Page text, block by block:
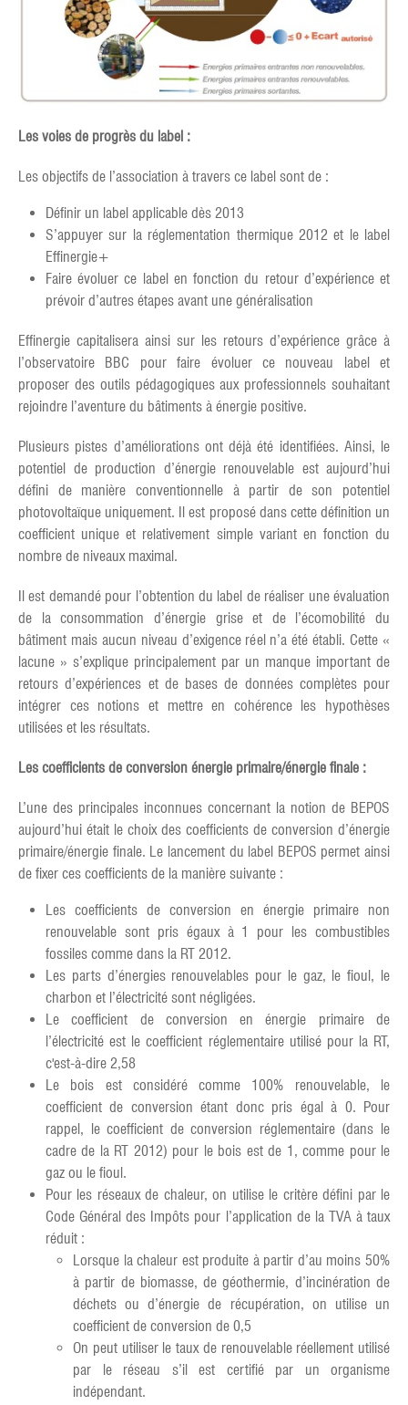
Les voies de progrès du label :
Les objectifs de l’association à travers ce label sont de :
Définir un label applicable dès 2013
S’appuyer sur la réglementation thermique 2012 et le label
Effinergie+
Faire évoluer ce label en fonction du retour d’expérience et
prévoir d’autres étapes avant une généralisation
Effinergie capitalisera ainsi sur les retours d’expérience grâce à
l’observatoire BBC pour faire évoluer ce nouveau label et
proposer des outils pédagogiques aux professionnels souhaitant
rejoindre l’aventure du bâtiments à énergie positive.
Plusieurs pistes d’améliorations ont déjà été identifiées. Ainsi, le
potentiel de production d’énergie renouvelable est aujourd’hui
défini de manière conventionnelle à partir de son potentiel
photovoltaïque uniquement. Il est proposé dans cette définition un
coefficient unique et relativement simple variant en fonction du
nombre de niveaux maximal.
Il est demandé pour l’obtention du label de réaliser une évaluation
de la consommation d’énergie grise et de l’écomobilité du
bâtiment mais aucun niveau d’exigence réel n’a été établi. Cette «
lacune » s’explique principalement par un manque important de
retours d’expériences et de bases de données complètes pour
intégrer ces notions et mettre en cohérence les hypothèses
utilisées et les résultats.
Les coefficients de conversion énergie primaire/énergie finale :
L’une des principales inconnues concernant la notion de BEPOS
aujourd’hui était le choix des coefficients de conversion d’énergie
primaire/énergie finale. Le lancement du label BEPOS permet ainsi
de fixer ces coefficients de la manière suivante :
Les coefficients de conversion en énergie primaire non
renouvelable sont pris égaux à 1 pour les combustibles
fossiles comme dans la RT 2012.
Les parts d’énergies renouvelables pour le gaz, le fioul, le
charbon et l’électricité sont négligées.
Le coefficient de conversion en énergie primaire de
l’électricité est le coefficient réglementaire utilisé pour la RT,
c'est-à-dire 2,58
Le bois est considéré comme 100% renouvelable, le
coefficient de conversion étant donc pris égal à 0. Pour
rappel, le coefficient de conversion réglementaire (dans le
cadre de la RT 2012) pour le bois est de 1, comme pour le
gaz ou le fioul.
Pour les réseaux de chaleur, on utilise le critère défini par le
Code Général des Impôts pour l’application de la TVA à taux
réduit :
Lorsque la chaleur est produite à partir d’au moins 50%
à partir de biomasse, de géothermie, d’incinération de
déchets ou d’énergie de récupération, on utilise un
coefficient de conversion de 0,5
On peut utiliser le taux de renouvelable réellement utilisé
par le réseau s’il est certifié par un organisme
indépendant.